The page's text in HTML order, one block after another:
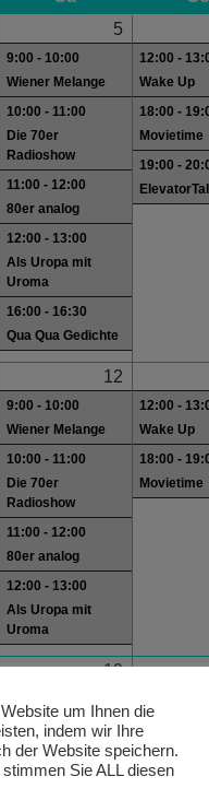
5
9:00 - 10:00
Wiener Melange
10:00 - 11:00
Die 70er
Radioshow
11:00 - 12:00
80er analog
12:00 - 13:00
Als Uropa mit
Uroma
16:00 - 16:30
Qua Qua Gedichte
12:00 -
Wake Up
18:00 -
Movietime
19:00 -
12
9:00 - 10:00
Wiener Melange
10:00 - 11:00
Die 70er
Radioshow
11:00 - 12:00
80er analog
12:00 - 13:00
Als Uropa mit
Uroma
12:00 -
Wake Up
18:00 -
Movietime
19
Wiener Melange
10:00 - 11:00
Die 70er
18:00 -
Movietime
um Ihnen die
indem wir Ihre
der Website speichern.
Sie ALL diesen